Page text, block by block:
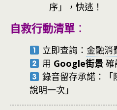
序」，快逃！
自救行動清單 ：
立即查詢： 金融消
用 Google街景確
錄音留存承諾：「
說明一次」